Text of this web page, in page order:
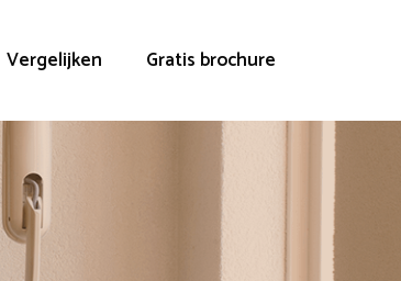
Vergelijken Gratis brochure